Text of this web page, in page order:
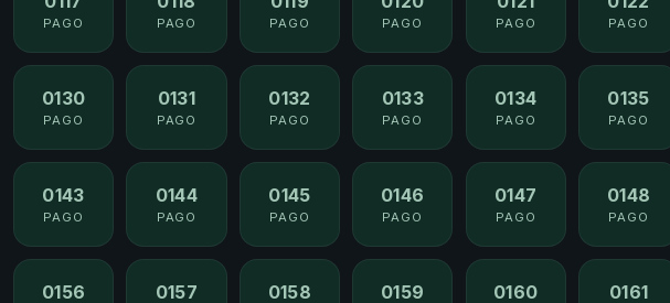
PAGO PAGO PAGO PAGO PAGO PAGO
0130
PAGO
0131
PAGO
0132
PAGO
0133
PAGO
0134
PAGO
0135
PAGO
0143
PAGO
0144
PAGO
0145
PAGO
0146
PAGO
0147
PAGO
0148
PAGO
0156 0157 0158 0159 0160 0161